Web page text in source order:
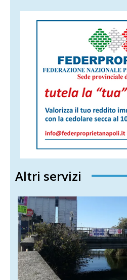
Altri servizi